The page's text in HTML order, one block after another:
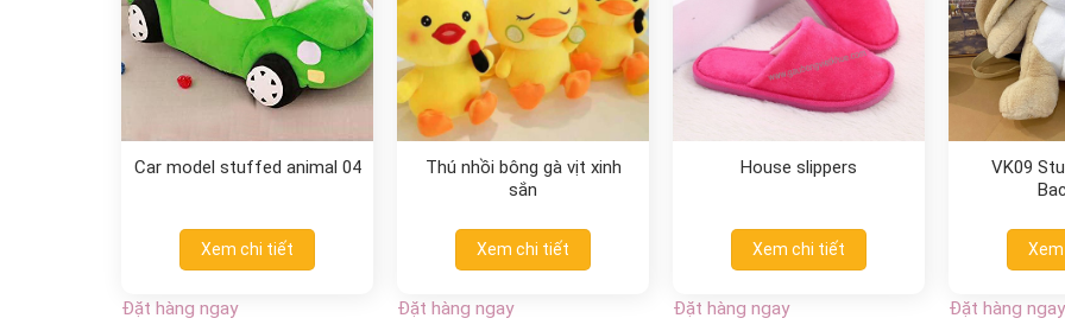
Car model stuffed animal 04
Xem chi tiết
Đặt hàng ngay
Thú nhồi bông gà vịt xinh
sắn
Xem chi tiết
Đặt hàng ngay
House slippers
Xem chi tiết
Đặt hàng ngay
VK09
Đặt hàng ngay